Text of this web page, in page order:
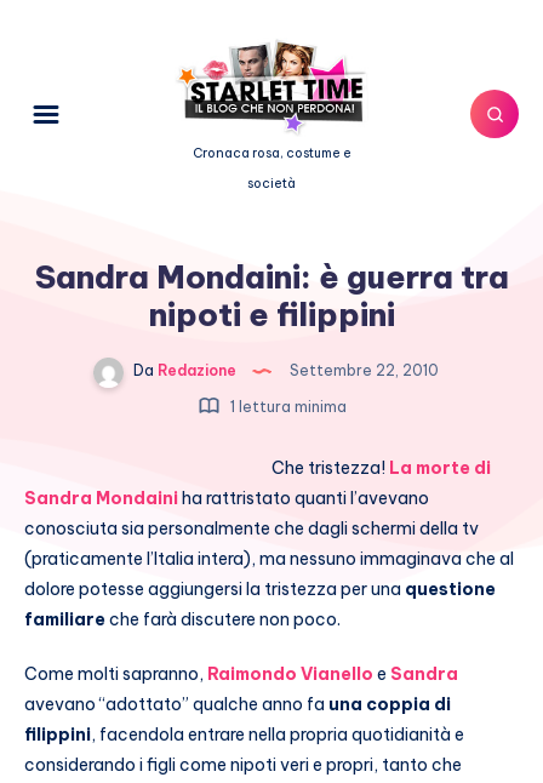
Cronaca rosa, costume e
società
Sandra Mondaini: è guerra tra
nipoti e filippini
Da Redazione
Settembre 22, 2010
1 lettura minima
Che tristezza! La morte di
Sandra Mondainiha rattristato quanti l’avevano
conosciuta sia personalmente che dagli schermi della tv
(praticamente l’Italia intera), ma nessuno immaginava che al
dolore potesse aggiungersi la tristezza per una questione
familiareche farà discutere non poco.
Come molti sapranno, Raimondo Vianello e Sandra
avevano “adottato” qualche anno fa una coppia di
filippini, facendola entrare nella propria quotidianità e
considerando i figli come nipoti veri e propri, tanto che